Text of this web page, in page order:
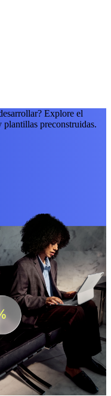
Explore el
plantillas preconstruidas.